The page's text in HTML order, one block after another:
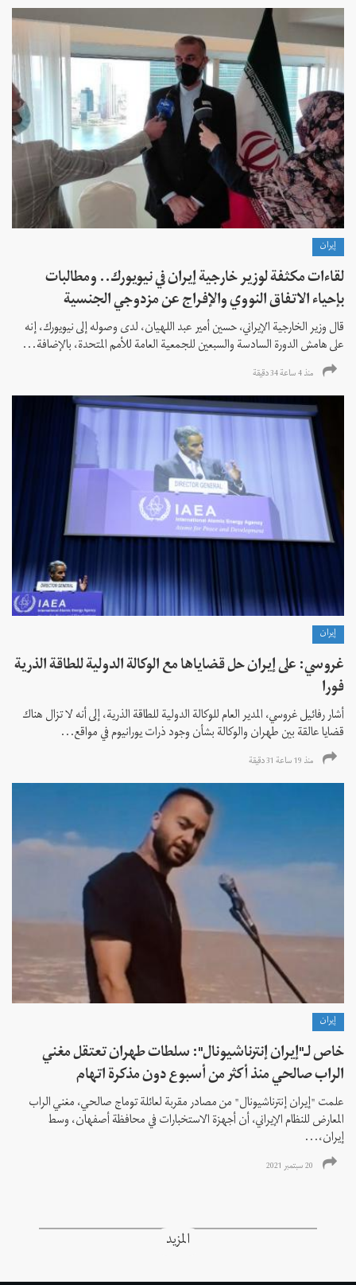
إيران
لقاءات مكثفة لوزير خارجية إيران في نيويورك.. ومطالبات
بإحياء الاتفاق النووي والإفراج عن مزدوجي الجنسية
قال وزير الخارجية الإيراني، حسين أمير عبد اللهيان، لدى وصوله إلى نيويورك، إنه
على هامش الدورة السادسة والسبعين للجمعية العامة للأمم المتحدة، بالإضافة...
منذ 4 ساعة 34 دقیقة
إيران
غروسي: على إيران حل قضاياها مع الوكالة الدولية للطاقة الذرية
فورا
أشار رفائيل غروسي، المدير العام للوكالة الدولية للطاقة الذرية، إلى أنه لا تزال هناك
قضايا عالقة بين طهران والوكالة بشأن وجود ذرات يورانيوم في مواقع...
منذ 19 ساعة 31 دقیقة
إيران
خاص لـ"إيران إنترناشيونال": سلطات طهران تعتقل مغني
الراب صالحي منذ أكثر من أسبوع دون مذكرة اتهام
علمت "إيران إنترناشيونال" من مصادر مقربة لعائلة توماج صالحي، مغني الراب
المعارض للنظام الإيراني، أن أجهزة الاستخبارات في محافظة أصفهان، وسط
إيران،...
20 سبتمبر 2021
المزيد